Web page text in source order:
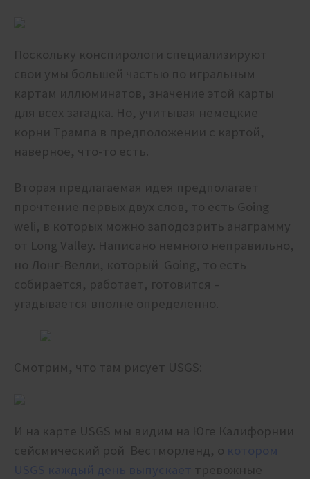
Поскольку конспирологи специализируют
свои умы большей частью по игральным
картам иллюминатов, значение этой карты
для всех загадка. Но, учитывая немецкие
корни Трампа в предположении с картой,
наверное, что-то есть.
Вторая предлагаемая идея предполагает
прочтение первых двух слов, то есть Going
weli, в которых можно заподозрить анаграмму
от Long Valley. Написано немного неправильно,
но Лонг-Велли, который Going, то есть
собирается, работает, готовится –
угадывается вполне определенно.
Смотрим, что там рисует USGS:
И на карте USGS мы видим на Юге Калифорнии
сейсмический рой Вестморленд, о котором
USGS каждый день выпускает тревожные